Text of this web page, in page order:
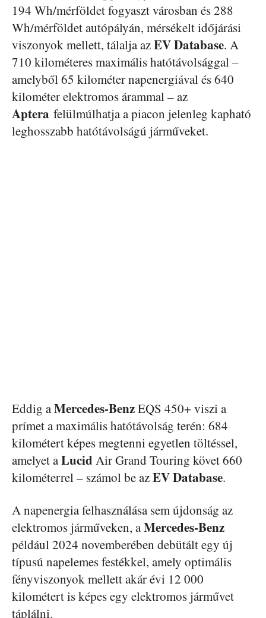
194 Wh/mérföldet fogyaszt városban és 288
Wh/mérföldet autópályán, mérsékelt időjárási
viszonyok mellett, tálalja azEV Database. A
710 kilométeres maximális hatótávolsággal –
amelyből 65 kilométer napenergiával és 640
kilométer elektromos árammal – az
Aptera felülmúlhatja a piacon jelenleg kapható
leghosszabb hatótávolságú járműveket.
Eddig aMercedes-BenzEQS 450+ viszi a
prímet a maximális hatótávolság terén: 684
kilométert képes megtenni egyetlen töltéssel,
amelyet aLucid Air Grand Touring követ 660
kilométerrel – számol be azEV Database.
A napenergia felhasználása sem újdonság az
elektromos járműveken, aMercedes-Benz
például 2024 novemberében debütált egy új
típusú napelemes festékkel, amely optimális
fényviszonyok mellett akár évi 12 000
kilométert is képes egy elektromos járművet
táplálni.